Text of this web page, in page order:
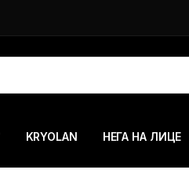
KRYOLAN НЕГА НА ЛИЦЕ